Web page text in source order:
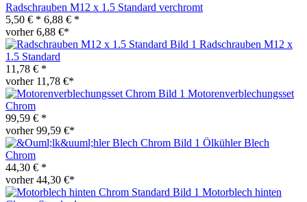
Radschrauben M12 x 1.5 Standard verchromt
5,50 € * 6,88 € *
vorher 6,88 €*
Radschrauben M12 x
1.5 Standard
11,78 € *
vorher 11,78 €*
Motorenverblechungsset
Chrom
99,59 € *
vorher 99,59 €*
Ölkühler Blech
Chrom
44,30 € *
vorher 44,30 €*
Motorblech hinten